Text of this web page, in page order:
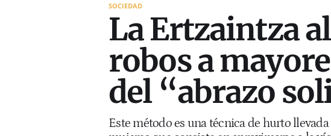
SOCIEDAD
La Ertzaintza
robos a
del “abrazo
Este método es una técnica de hurto